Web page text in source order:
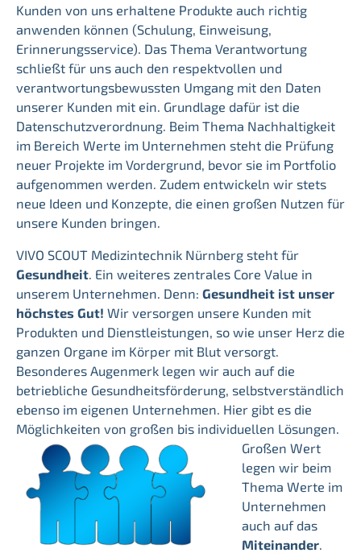
Kunden von uns erhaltene Produkte auch richtig
anwenden können (Schulung, Einweisung,
Erinnerungsservice). Das Thema Verantwortung
schließt für uns auch den respektvollen und
verantwortungsbewussten Umgang mit den Daten
unserer Kunden mit ein. Grundlage dafür ist die
Datenschutzverordnung. Beim Thema Nachhaltigkeit
im Bereich Werte im Unternehmen steht die Prüfung
neuer Projekte im Vordergrund, bevor sie im Portfolio
aufgenommen werden. Zudem entwickeln wir stets
neue Ideen und Konzepte, die einen großen Nutzen für
unsere Kunden bringen.
VIVO SCOUT Medizintechnik Nürnberg steht für
Gesundheit. Ein weiteres zentrales Core Value in
unserem Unternehmen. Denn: Gesundheit ist unser
höchstes Gut! Wir versorgen unsere Kunden mit
Produkten und Dienstleistungen, so wie unser Herz die
ganzen Organe im Körper mit Blut versorgt.
Besonderes Augenmerk legen wir auch auf die
betriebliche Gesundheitsförderung, selbstverständlich
ebenso im eigenen Unternehmen. Hier gibt es die
Möglichkeiten von großen bis individuellen Lösungen.
Großen Wert
legen wir beim
Thema Werte im
Unternehmen
auch auf das
Miteinander.